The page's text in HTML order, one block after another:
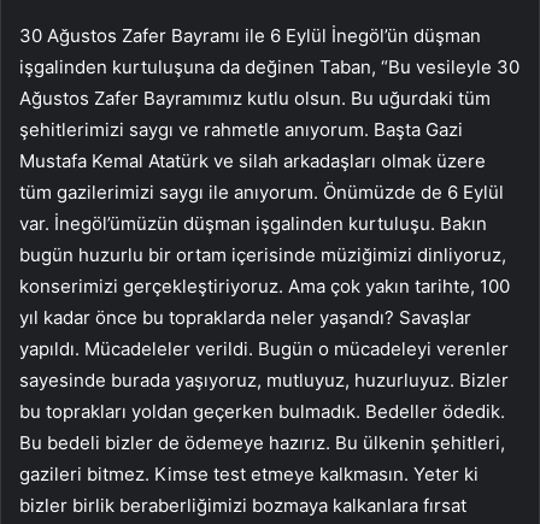
30 Ağustos Zafer Bayramı ile 6 Eylül İnegöl’ün düşman
işgalinden kurtuluşuna da değinen Taban, “Bu vesileyle 30
Ağustos Zafer Bayramımız kutlu olsun. Bu uğurdaki tüm
şehitlerimizi saygı ve rahmetle anıyorum. Başta Gazi
Mustafa Kemal Atatürk ve silah arkadaşları olmak üzere
tüm gazilerimizi saygı ile anıyorum. Önümüzde de 6 Eylül
var. İnegöl’ümüzün düşman işgalinden kurtuluşu. Bakın
bugün huzurlu bir ortam içerisinde müziğimizi dinliyoruz,
konserimizi gerçekleştiriyoruz. Ama çok yakın tarihte, 100
yıl kadar önce bu topraklarda neler yaşandı? Savaşlar
yapıldı. Mücadeleler verildi. Bugün o mücadeleyi verenler
sayesinde burada yaşıyoruz, mutluyuz, huzurluyuz. Bizler
bu toprakları yoldan geçerken bulmadık. Bedeller ödedik.
Bu bedeli bizler de ödemeye hazırız. Bu ülkenin şehitleri,
gazileri bitmez. Kimse test etmeye kalkmasın. Yeter ki
bizler birlik beraberliğimizi bozmaya kalkanlara fırsat